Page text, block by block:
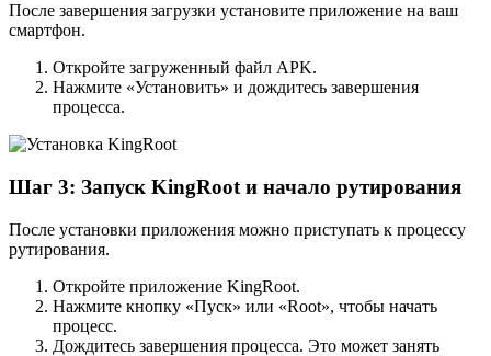
После завершения загрузки установите приложение на ваш
смартфон.
Откройте загруженный файл APK.
Нажмите «Установить» и дождитесь завершения
процесса.
Шаг 3: Запуск KingRoot и начало рутирования
После установки приложения можно приступать к процессу
рутирования.
Откройте приложение KingRoot.
Нажмите кнопку «Пуск» или «Root», чтобы начать
процесс.
Дождитесь завершения процесса. Это может занять